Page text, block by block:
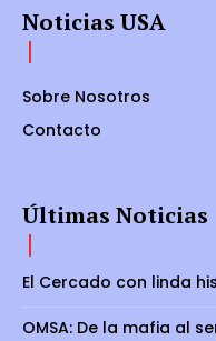
Noticias USA
Sobre Nosotros
Contacto
Últimas Noticias
El Cercado con linda
OMSA: De la mafia al